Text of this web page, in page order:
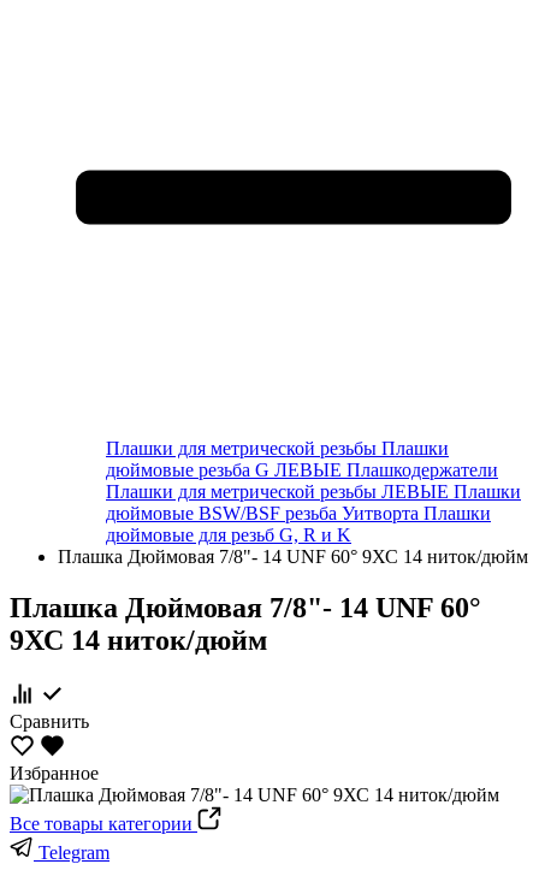
Плашки для метрической резьбы Плашки
дюймовые резьба G ЛЕВЫЕ Плашкодержатели
Плашки для метрической резьбы ЛЕВЫЕ Плашки
дюймовые BSW/BSF резьба Уитворта Плашки
дюймовые для резьб G, R и K
Плашка Дюймовая 7/8"- 14 UNF 60° 9ХС 14 ниток/дюйм
Плашка Дюймовая 7/8"- 14 UNF 60°
9ХС 14 ниток/дюйм
Сравнить
Избранное
Все товары категории
Telegram